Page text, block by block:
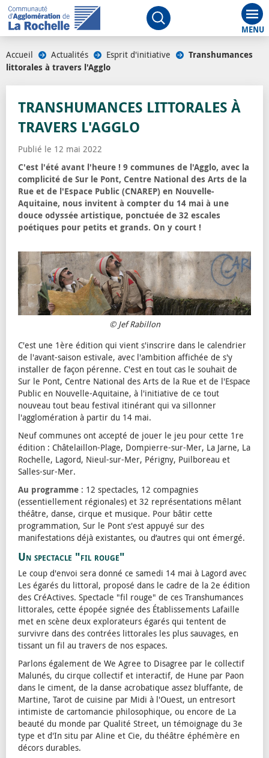
Ouvrir le moteur de
Accueil Actualités Esprit d'initiative
Transhumances
littorales à travers l'Agglo
TRANSHUMANCES LITTORALES À
TRAVERS L'AGGLO
Publié le 12 mai 2022
C'est l'été avant l'heure ! 9 communes de l'Agglo, avec la
complicité de Sur le Pont, Centre National des Arts de la
Rue et de l'Espace Public (CNAREP) en Nouvelle-
Aquitaine, nous invitent à compter du 14 mai à une
douce odyssée artistique, ponctuée de 32 escales
poétiques pour petits et grands. On y court !
© Jef Rabillon
C'est une 1ère édition qui vient s'inscrire dans le calendrier
de l'avant-saison estivale, avec l'ambition affichée de s'y
installer de façon pérenne. C'est en tout cas le souhait de
Sur le Pont, Centre National des Arts de la Rue et de l'Espace
Public en Nouvelle-Aquitaine, à l'initiative de ce tout
nouveau tout beau festival itinérant qui va sillonner
l'agglomération à partir du 14 mai.
Neuf communes ont accepté de jouer le jeu pour cette 1re
édition : Châtelaillon-Plage, Dompierre-sur-Mer, La Jarne, La
Rochelle, Lagord, Nieul-sur-Mer, Périgny, Puilboreau et
Salles-sur-Mer.
Au programme : 12 spectacles, 12 compagnies
(essentiellement régionales) et 32 représentations mêlant
théâtre, danse, cirque et musique. Pour bâtir cette
programmation, Sur le Pont s'est appuyé sur des
manifestations déjà existantes, ou d’autres qui ont émergé.
Un spectacle "fil rouge"
Le coup d'envoi sera donné ce samedi 14 mai à Lagord avec
Les égarés du littoral, proposé dans le cadre de la 2e édition
des CréActives. Spectacle "fil rouge" de ces Transhumances
littorales, cette épopée signée des Établissements Lafaille
met en scène deux explorateurs égarés qui tentent de
survivre dans des contrées littorales les plus sauvages, en
tissant un fil au travers de nos espaces.
Parlons également de We Agree to Disagree par le collectif
Malunés, du cirque collectif et interactif, de Hune par Paon
dans le ciment, de la danse acrobatique assez bluffante, de
Martine, Tarot de cuisine par Midi à l'Ouest, un entresort
intimiste de cartomancie philosophique, ou encore de La
beauté du monde par Qualité Street, un témoignage du 3e
type et d'In situ par Aline et Cie, du théâtre éphémère en
décors durables.